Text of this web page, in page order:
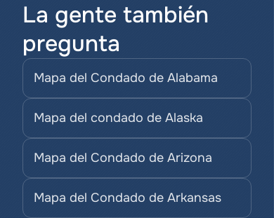
La gente también
pregunta
Mapa del Condado de Alabama
Mapa del condado de Alaska
Mapa del Condado de Arizona
Mapa del Condado de Arkansas